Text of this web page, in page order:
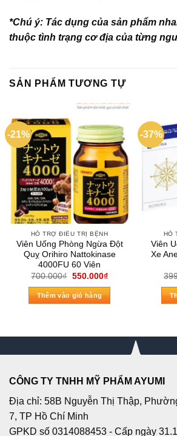
*Chú ý: Tác dụng của sản phẩm
thuộc tình trạng cơ địa của từng
SẢN PHẨM TƯƠNG TỰ
-21%
HỖ TRỢ ĐIỀU TRỊ BỆNH
Viên Uống Phòng Ngừa Đột
Quỵ Orihiro Nattokinase
4000FU 60 Viên
700.000₫ Giá
là:
700.000₫.
550.000₫Giá
550.000₫.
Thêm vào giỏ hàng
-37%
HỖ
Viên
Xe
CÔNG TY TNHH MỸ PHẨM AYUMI
Địa chỉ: 58B Nguyễn Thị Thập,
7, TP Hồ Chí Minh
GPKD số 0314088453 - Cấp ngày